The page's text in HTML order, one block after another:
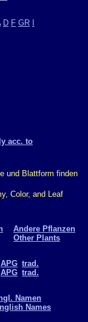
D F GR
acc. to
und Blattform finden
Color, and Leaf
Andere Pflanzen
Other Plants
APG
APG
trad.
trad.
Namen
Names